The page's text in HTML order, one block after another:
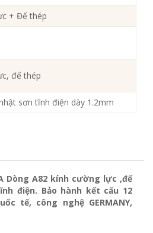
+ Đế thép
đế thép
sơn tĩnh điện dày 1.2mm
Dòng A82 kính cường lực ,đế
điện. Bảo hành kết cấu 12
tế, công nghệ GERMANY,